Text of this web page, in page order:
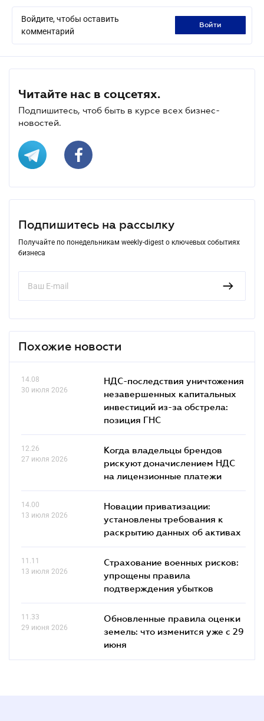
Войдите, чтобы оставить
комментарий
войти
Читайте нас в соцсетях.
Подпишитесь, чтоб быть в курсе всех бизнес-
новостей.
Подпишитесь на рассылку
Получайте по понедельникам weekly-digest о ключевых событиях
бизнеса
Похожие новости
14.08
30 июля 2026
НДС-последствия уничтожения
незавершенных капитальных
инвестиций из-за обстрела:
позиция ГНС
12.26
27 июля 2026
Когда владельцы брендов
рискуют доначислением НДС
на лицензионные платежи
14.00
13 июля 2026
Новации приватизации:
установлены требования к
раскрытию данных об активах
11.11
13 июля 2026
Страхование военных рисков:
упрощены правила
подтверждения убытков
11.33
29 июня 2026
Обновленные правила оценки
земель: что изменится уже с 29
июня